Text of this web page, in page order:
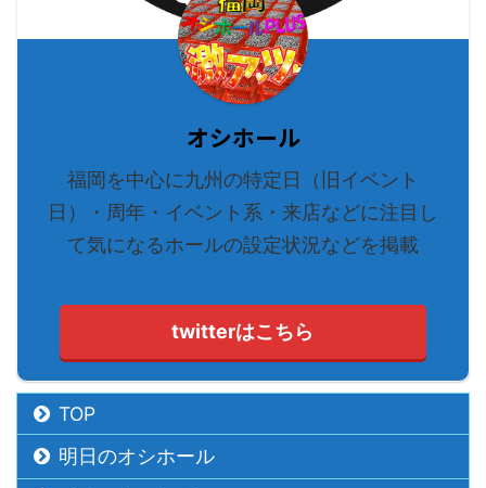
オシホール
福岡を中心に九州の特定日（旧イベント
日）・周年・イベント系・来店などに注目し
て気になるホールの設定状況などを掲載
twitterはこちら
TOP
明日のオシホール